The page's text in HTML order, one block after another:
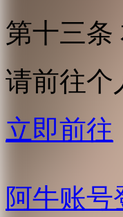
第十三条
请前往个
立即前往
阿牛账号